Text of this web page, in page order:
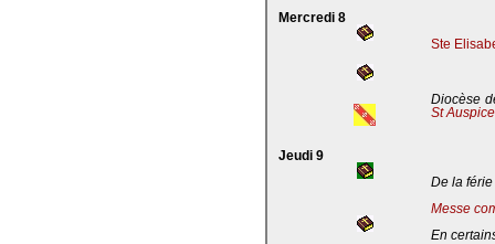
Mercredi 8
Ste
Diocèse
St
Jeudi 9
De la férie
Messe
En